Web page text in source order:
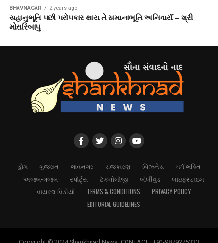
BHAVNAGAR 2 years ago
સહાનુભૂતિ પછી પરોપકાર થાય તે સમાનાભૂતિ અનિવાર્ય – શ્રી
મોરારિબાપુ
હોમ ગુજરાત ભાવનગર રાજકારણ બિઝનેસ
ધર્મ ભક્તિ
અજબ-ગજબ
સ્પોર્ટ્સ ટેકનોલોજી બૉલીવુડ
લાઇફસ્ટાઇલ
વાયરલ વિડીયો
TERMS & CONDITIONS
PRIVACY POLICY
EDITORIAL GUIDELINES